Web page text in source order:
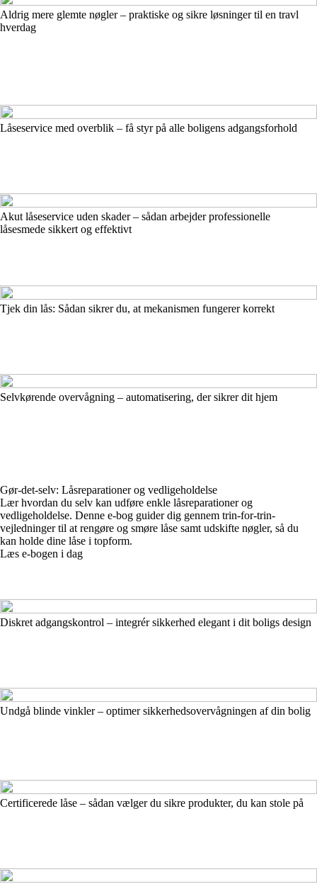
Aldrig mere glemte nøgler – praktiske og sikre løsninger til en travl
hverdag
Låseservice med overblik – få styr på alle boligens adgangsforhold
Akut låseservice uden skader – sådan arbejder professionelle
låsesmede sikkert og effektivt
Tjek din lås: Sådan sikrer du, at mekanismen fungerer korrekt
Selvkørende overvågning – automatisering, der sikrer dit hjem
Gør-det-selv: Låsreparationer og vedligeholdelse
Lær hvordan du selv kan udføre enkle låsreparationer og
vedligeholdelse. Denne e-bog guider dig gennem trin-for-trin-
vejledninger til at rengøre og smøre låse samt udskifte nøgler, så du
kan holde dine låse i topform.
Læs e-bogen i dag
Diskret adgangskontrol – integrér sikkerhed elegant i dit boligs design
Undgå blinde vinkler – optimer sikkerhedsovervågningen af din bolig
Certificerede låse – sådan vælger du sikre produkter, du kan stole på